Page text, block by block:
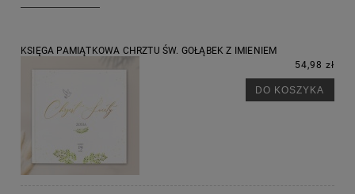
KSIĘGA PAMIĄTKOWA CHRZTU ŚW. GOŁĄBEK Z IMIENIEM
54,98 zł
DO KOSZYKA